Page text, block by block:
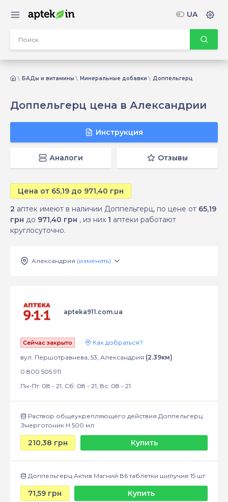
БАДы и витамины Минеральные добавки Доппельгерц
Доппельгерц цена в Александрии
Инструкция
Аналоги Отзывы
Цена от 65,19 до 971,40 грн
2 аптек имеют в наличии Доппельгерц, по цене от 65,19
грн до 971,40 грн , из них 1 аптеки работают
круглосуточно.
Александрия (изменить)
apteka911.com.ua
Сейчас закрыто
Как добраться?
вул. Першотравнева, 53, Александрия (2.39км)
0 800 505 911
Пн-Пт: 08 - 21, Сб: 08 - 21, Вс: 08 - 21
Раствор общеукрепляющего действия Доппельгерц
Энерготоник Н 500 мл
210,38 грн Купить
Доппельгерц Актив Магний В6 таблетки шипучие 15 шт
71,59 грн Купить
UA